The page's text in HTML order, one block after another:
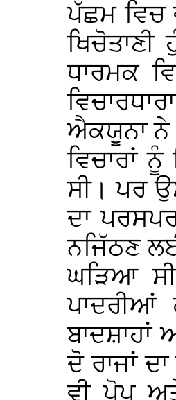
ਪੱਛਮ ਵਿਚ
ਧਾਰਮਕ
ਐਕਯੂਨਾ
ਵਿਚਾਰਾਂ
ਸੀ। ਪਰ
ਦਾ
ਨਜਿੱਠਣ
ਘੜਿਆ
ਪਾਦਰੀਆਂ
ਦੋ ਰਾਜਾਂ
ਵੀ ਪੋਪ